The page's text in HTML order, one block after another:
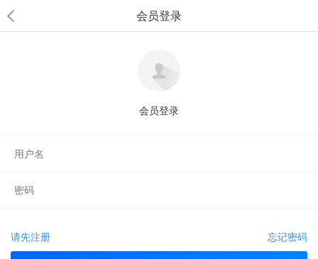
会员登录
会员登录
请先注册 忘记密码